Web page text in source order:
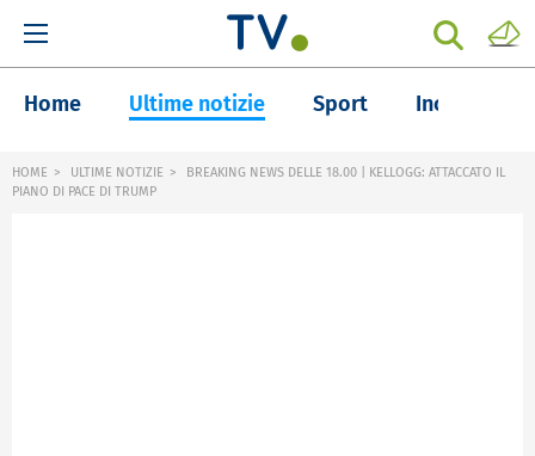
Home Ultime notizie Sport Inchieste
HOME ULTIME NOTIZIE
BREAKING NEWS DELLE 18.00 | KELLOGG: ATTACCATO IL
PIANO DI PACE DI TRUMP